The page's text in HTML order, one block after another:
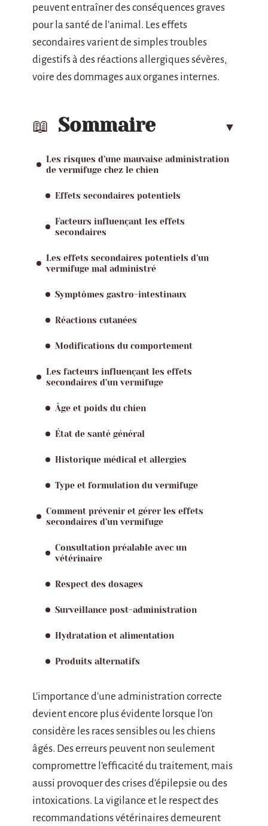
peuvent entraîner des conséquences graves
pour la santé de l’animal. Les effets
secondaires varient de simples troubles
digestifs à des réactions allergiques sévères,
voire des dommages aux organes internes.
Sommaire
Les risques d’une mauvaise administration
de vermifuge chez le chien
Effets secondaires potentiels
Facteurs influençant les effets
secondaires
Les effets secondaires potentiels d’un
vermifuge mal administré
Symptômes gastro-intestinaux
Réactions cutanées
Modifications du comportement
Les facteurs influençant les effets
secondaires d’un vermifuge
Âge et poids du chien
État de santé général
Historique médical et allergies
Type et formulation du vermifuge
Comment prévenir et gérer les effets
secondaires d’un vermifuge
Consultation préalable avec un
vétérinaire
Respect des dosages
Surveillance post-administration
Hydratation et alimentation
Produits alternatifs
L’importance d’une administration correcte
devient encore plus évidente lorsque l’on
considère les races sensibles ou les chiens
âgés. Des erreurs peuvent non seulement
compromettre l’efficacité du traitement, mais
aussi provoquer des crises d’épilepsie ou des
intoxications. La vigilance et le respect des
recommandations vétérinaires demeurent